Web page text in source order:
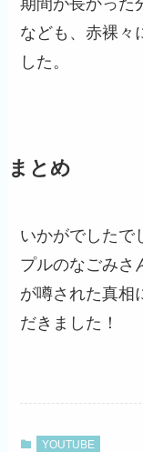
なども、赤裸々
した。
まとめ
いかがでしたで
プルのなごみさ
が噂された真相
だきました！
YOUTUBE